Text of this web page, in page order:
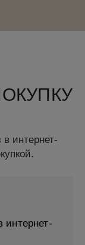
интернет-
интернет-